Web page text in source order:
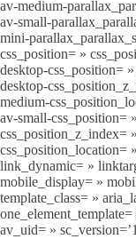
av-medium-
av-small-
mini-
css_position= »
desktop-css_position=
desktop-
medium-
av-small-css_position=
css_position_z_index=
css_position_location=
link_dynamic= »
mobile_display= »
template_class= »
av_uid= »